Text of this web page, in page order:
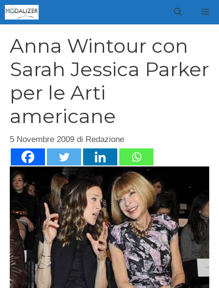
Vai
al
Anna Wintour con
Sarah Jessica Parker
per le Arti
americane
5 Novembre 2009 di Redazione